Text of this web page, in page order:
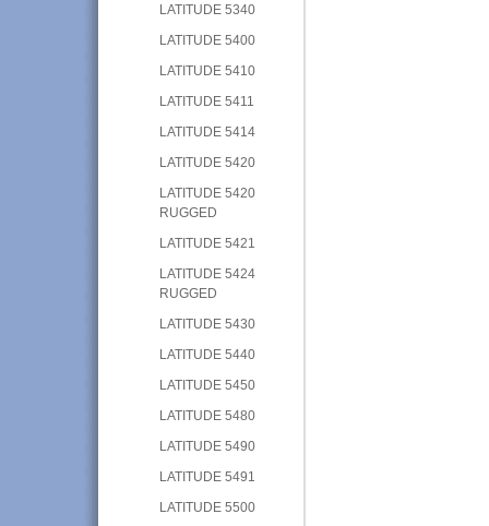
LATITUDE 5340
LATITUDE 5400
LATITUDE 5410
LATITUDE 5411
LATITUDE 5414
LATITUDE 5420
LATITUDE 5420
RUGGED
LATITUDE 5421
LATITUDE 5424
RUGGED
LATITUDE 5430
LATITUDE 5440
LATITUDE 5450
LATITUDE 5480
LATITUDE 5490
LATITUDE 5491
LATITUDE 5500